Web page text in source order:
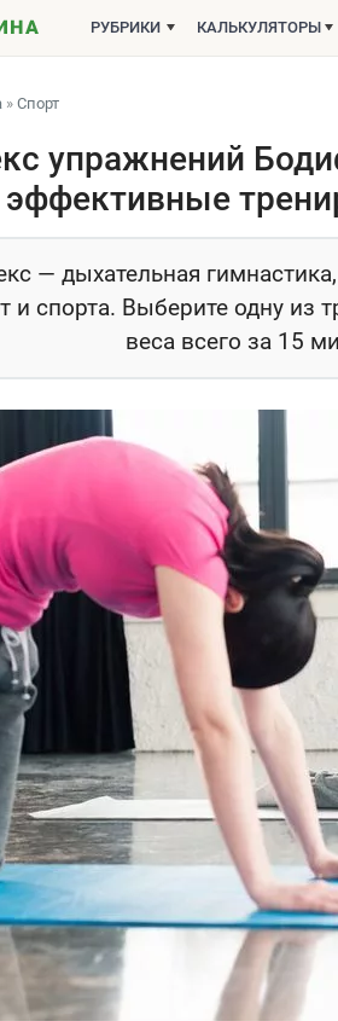
РУБРИКИ КАЛЬКУЛЯТОРЫ
» Спорт
упражнений
эффективные
— дыхательная
и спорта. Выберите одну из
веса всего за 15